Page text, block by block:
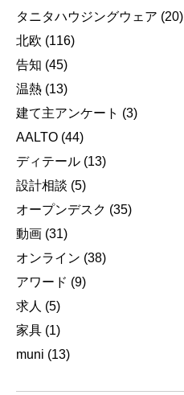
タニタハウジングウェア (20)
北欧 (116)
告知 (45)
温熱 (13)
建て主アンケート (3)
AALTO (44)
ディテール (13)
設計相談 (5)
オープンデスク (35)
動画 (31)
オンライン (38)
アワード (9)
求人 (5)
家具 (1)
muni (13)